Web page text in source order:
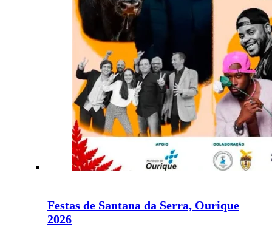
Festas de Santana da Serra, Ourique
2026